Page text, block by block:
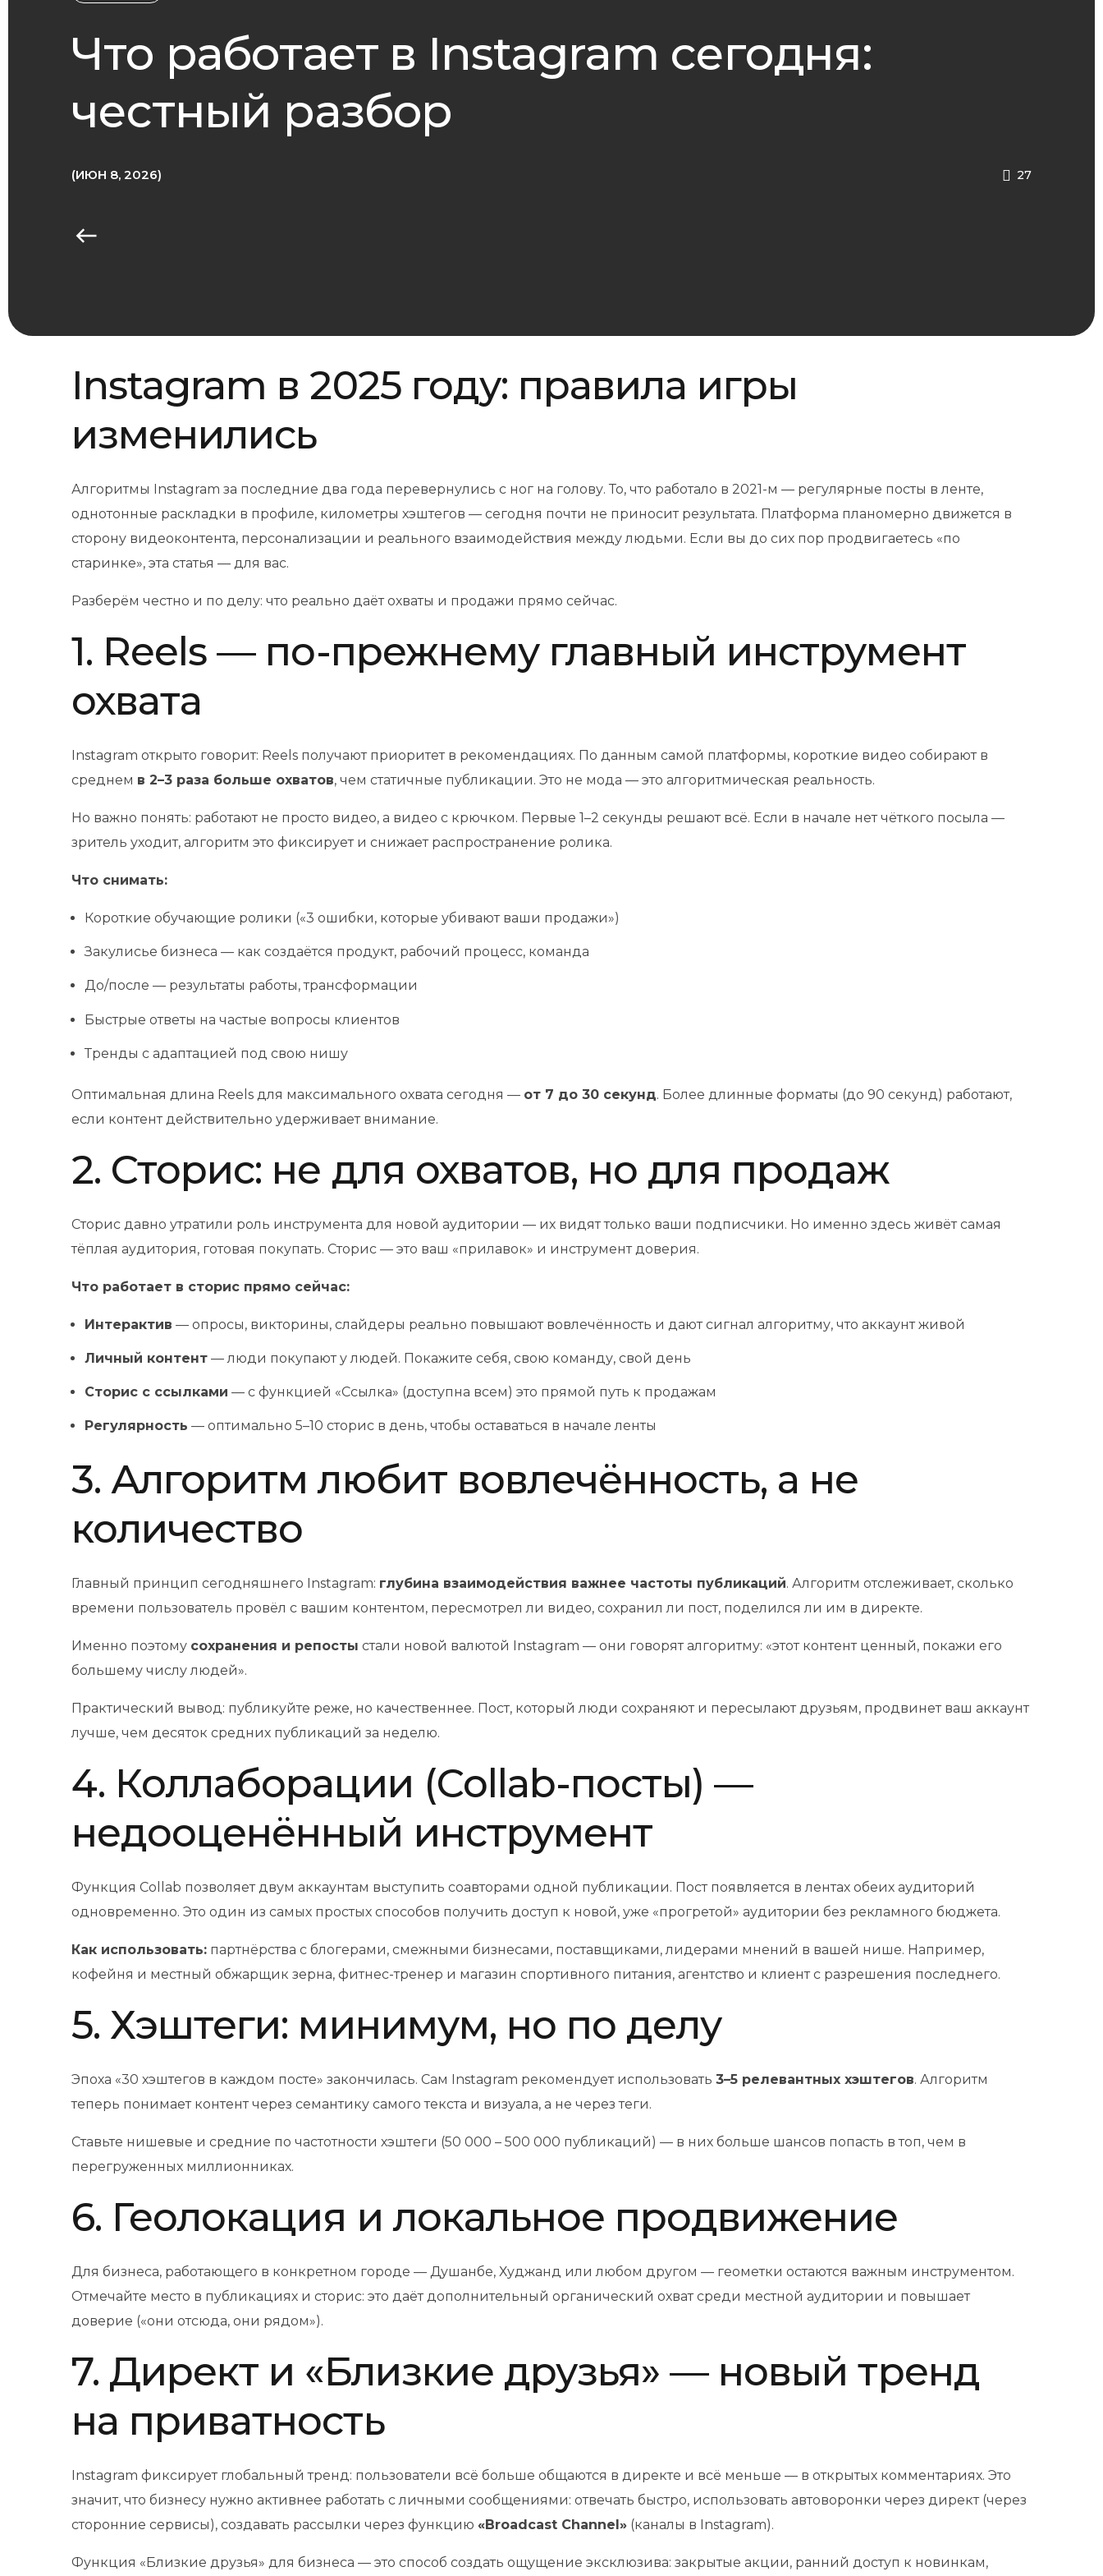
Что работает в Instagram сегодня:
честный разбор
ИЮН 8, 2026 27
Instagram в 2025 году: правила игры
изменились
Алгоритмы Instagram за последние два года перевернулись с ног на голову. То, что работало в 2021-м — регулярные посты в ленте,
однотонные раскладки в профиле, километры хэштегов — сегодня почти не приносит результата. Платформа планомерно движется в
сторону видеоконтента, персонализации и реального взаимодействия между людьми. Если вы до сих пор продвигаетесь «по
старинке», эта статья — для вас.
Разберём честно и по делу: что реально даёт охваты и продажи прямо сейчас.
1. Reels — по-прежнему главный инструмент
охвата
Instagram открыто говорит: Reels получают приоритет в рекомендациях. По данным самой платформы, короткие видео собирают в
среднем в 2–3 раза больше охватов, чем статичные публикации. Это не мода — это алгоритмическая реальность.
Но важно понять: работают не просто видео, а видео с крючком. Первые 1–2 секунды решают всё. Если в начале нет чёткого посыла —
зритель уходит, алгоритм это фиксирует и снижает распространение ролика.
Что снимать:
Короткие обучающие ролики («3 ошибки, которые убивают ваши продажи»)
Закулисье бизнеса — как создаётся продукт, рабочий процесс, команда
До/после — результаты работы, трансформации
Быстрые ответы на частые вопросы клиентов
Тренды с адаптацией под свою нишу
Оптимальная длина Reels для максимального охвата сегодня — от 7 до 30 секунд. Более длинные форматы (до 90 секунд) работают,
если контент действительно удерживает внимание.
2. Сторис: не для охватов, но для продаж
Сторис давно утратили роль инструмента для новой аудитории — их видят только ваши подписчики. Но именно здесь живёт самая
тёплая аудитория, готовая покупать. Сторис — это ваш «прилавок» и инструмент доверия.
Что работает в сторис прямо сейчас:
Интерактив — опросы, викторины, слайдеры реально повышают вовлечённость и дают сигнал алгоритму, что аккаунт живой
Личный контент — люди покупают у людей. Покажите себя, свою команду, свой день
Сторис с ссылками — с функцией «Ссылка» (доступна всем) это прямой путь к продажам
Регулярность — оптимально 5–10 сторис в день, чтобы оставаться в начале ленты
3. Алгоритм любит вовлечённость, а не
количество
Главный принцип сегодняшнего Instagram: глубина взаимодействия важнее частоты публикаций. Алгоритм отслеживает, сколько
времени пользователь провёл с вашим контентом, пересмотрел ли видео, сохранил ли пост, поделился ли им в директе.
Именно поэтому сохранения и репосты стали новой валютой Instagram — они говорят алгоритму: «этот контент ценный, покажи его
большему числу людей».
Практический вывод: публикуйте реже, но качественнее. Пост, который люди сохраняют и пересылают друзьям, продвинет ваш аккаунт
лучше, чем десяток средних публикаций за неделю.
4. Коллаборации (Collab-посты) —
недооценённый инструмент
Функция Collab позволяет двум аккаунтам выступить соавторами одной публикации. Пост появляется в лентах обеих аудиторий
одновременно. Это один из самых простых способов получить доступ к новой, уже «прогретой» аудитории без рекламного бюджета.
Как использовать: партнёрства с блогерами, смежными бизнесами, поставщиками, лидерами мнений в вашей нише. Например,
кофейня и местный обжарщик зерна, фитнес-тренер и магазин спортивного питания, агентство и клиент с разрешения последнего.
5. Хэштеги: минимум, но по делу
Эпоха «30 хэштегов в каждом посте» закончилась. Сам Instagram рекомендует использовать 3–5 релевантных хэштегов. Алгоритм
теперь понимает контент через семантику самого текста и визуала, а не через теги.
Ставьте нишевые и средние по частотности хэштеги (50 000 – 500 000 публикаций) — в них больше шансов попасть в топ, чем в
перегруженных миллионниках.
6. Геолокация и локальное продвижение
Для бизнеса, работающего в конкретном городе — Душанбе, Худжанд или любом другом — геометки остаются важным инструментом.
Отмечайте место в публикациях и сторис: это даёт дополнительный органический охват среди местной аудитории и повышает
доверие («они отсюда, они рядом»).
7. Директ и «Близкие друзья» — новый тренд
на приватность
Instagram фиксирует глобальный тренд: пользователи всё больше общаются в директе и всё меньше — в открытых комментариях. Это
значит, что бизнесу нужно активнее работать с личными сообщениями: отвечать быстро, использовать автоворонки через директ (через
сторонние сервисы), создавать рассылки через функцию «Broadcast Channel» (каналы в Instagram).
Функция «Близкие друзья» для бизнеса — это способ создать ощущение эксклюзива: закрытые акции, ранний доступ к новинкам,